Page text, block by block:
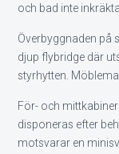
och bad inte
Överbyggnaden på
djup flybridge där
styrhytten.
För- och
disponeras efter
motsvarar en